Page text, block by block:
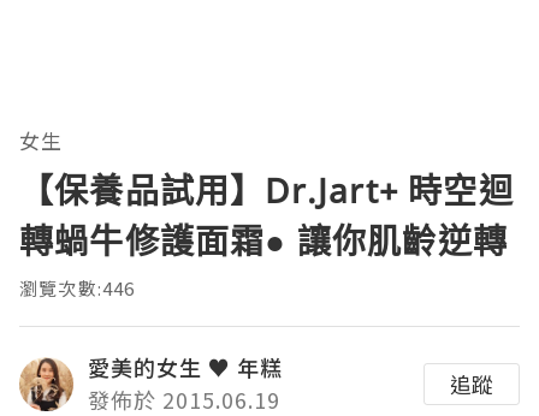
女生
【保養品試用】Dr.Jart+ 時空迴
轉蝸牛修護面霜● 讓你肌齡逆轉
瀏覽次數:446
愛美的女生 ♥ 年糕
發佈於 2015.06.19
追蹤